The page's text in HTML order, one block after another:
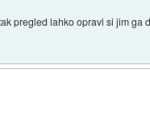
pregled lahko opravi si jim ga